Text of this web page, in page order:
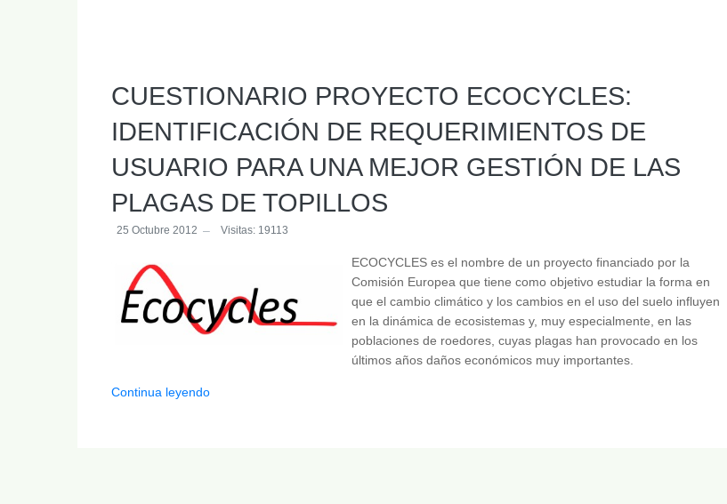
CUESTIONARIO PROYECTO ECOCYCLES:
IDENTIFICACIÓN DE REQUERIMIENTOS DE
USUARIO PARA UNA MEJOR GESTIÓN DE LAS
PLAGAS DE TOPILLOS
25 Octubre 2012 Visitas: 19113
ECOCYCLES es el nombre de un proyecto financiado por la
Comisión Europea que tiene como objetivo estudiar la forma en
que el cambio climático y los cambios en el uso del suelo influyen
en la dinámica de ecosistemas y, muy especialmente, en las
poblaciones de roedores, cuyas plagas han provocado en los
últimos años daños económicos muy importantes.
Continua leyendo